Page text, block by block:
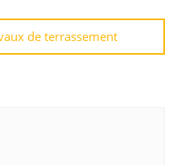
de terrassement